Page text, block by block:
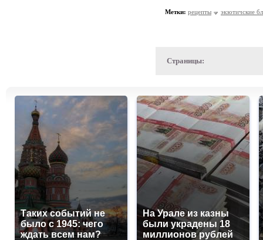
Метки: рецепты экзотичские
Страницы:
Таких событий не
было с 1945: чего
ждать всем нам?
На Урале из казны
были украдены 18
миллионов рублей